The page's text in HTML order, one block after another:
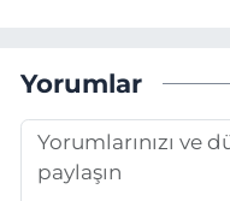
Yorumlar